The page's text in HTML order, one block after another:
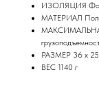
ИЗОЛЯЦИЯ
МАТЕРИАЛ
РАЗМЕР 36 x
ВЕС 1140 г